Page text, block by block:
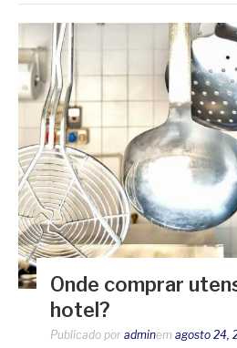
Onde comprar
hotel?
Publicado por adminem agosto 24,